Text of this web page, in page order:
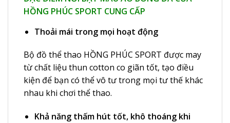
HỒNG PHÚC SPORT CUNG CẤP
Thoải mái trong mọi hoạt động
Bộ đồ thể thao HỒNG PHÚC SPORT được may
từ chất liệu thun cotton co giãn tốt, tạo điều
kiện để bạn có thể vô tư trong mọi tư thế khác
nhau khi chơi thể thao.
Khả năng thấm hút tốt, khô thoáng khi